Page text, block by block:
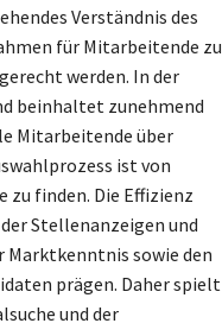
Verständnis des
für Mitarbeitende zu
werden. In der
beinhaltet zunehmend
Mitarbeitende über
ist von
finden. Die Effizienz
Stellenanzeigen und
Marktkenntnis sowie den
prägen. Daher spielt
und der